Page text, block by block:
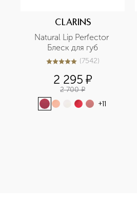
CLARINS
Natural Lip Perfector
Блеск для губ
5из 57542 (7542)
2 295 ¤
2 700 ¤
+11